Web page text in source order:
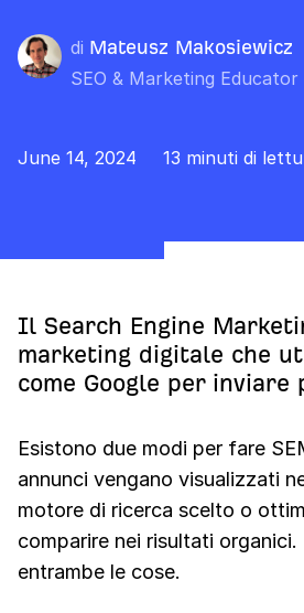
di Mateusz Makosiewicz
SEO & Marketing
June 14, 2024 13 minuti di
Il Search Engine
marketing digitale che
come Google per
Esistono due modi per fare
annunci vengano visualizzati
motore di ricerca scelto o
comparire nei risultati
entrambe le cose.